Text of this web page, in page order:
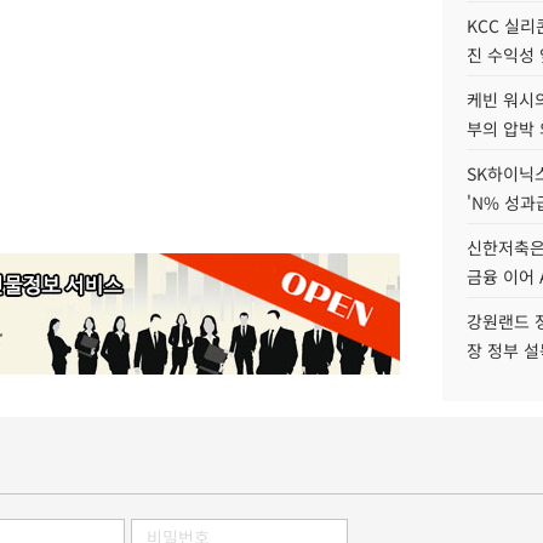
KCC 실리
진 수익성
케빈 워시
부의 압박
SK하이닉
'N% 성과
신한저축
금융 이어
강원랜드
장 정부